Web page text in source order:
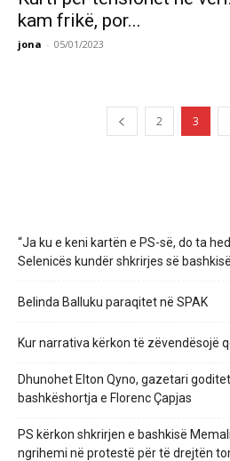
kam frikë, por...
jona - 05/01/2023
2 3
“Ja ku e keni kartën e PS-së, do ta
Selenicës kundër shkrirjes së
Belinda Balluku paraqitet në SPAK
Kur narrativa kërkon të zëvendësojë
Dhunohet Elton Qyno, gazetari
bashkëshortja e Florenc Çapjas
PS kërkon shkrirjen e bashkisë
ngrihemi në protestë për të drejtën